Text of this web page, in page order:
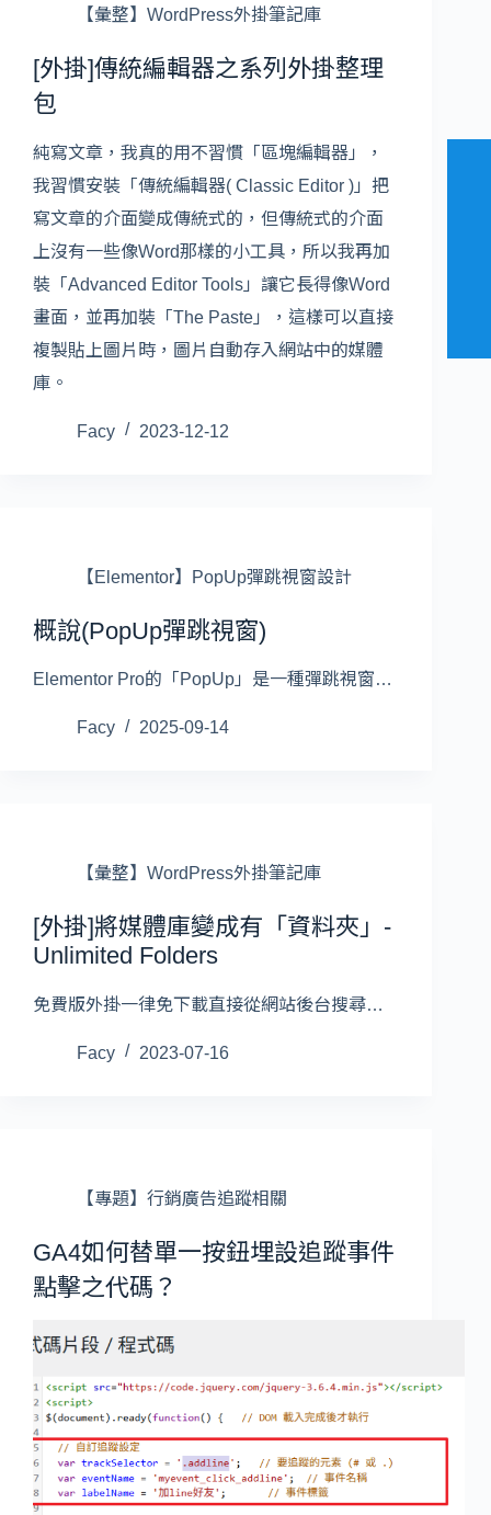
【彙整】WordPress外掛筆記庫
[外掛]傳統編輯器之系列外掛整理
包
純寫文章，我真的用不習慣「區塊編輯器」，
我習慣安裝「傳統編輯器( Classic Editor )」把
寫文章的介面變成傳統式的，但傳統式的介面
上沒有一些像Word那樣的小工具，所以我再加
裝「Advanced Editor Tools」讓它長得像Word
畫面，並再加裝「The Paste」，這樣可以直接
複製貼上圖片時，圖片自動存入網站中的媒體
庫。
Facy 2023-12-12
【Elementor】PopUp彈跳視窗設計
概說(PopUp彈跳視窗)
Elementor Pro的「PopUp」是一種彈跳視窗…
Facy 2025-09-14
【彙整】WordPress外掛筆記庫
[外掛]將媒體庫變成有「資料夾」-
Unlimited Folders
免費版外掛一律免下載直接從網站後台搜尋…
Facy 2023-07-16
【專題】行銷廣告追蹤相關
GA4如何替單一按鈕埋設追蹤事件
點擊之代碼？